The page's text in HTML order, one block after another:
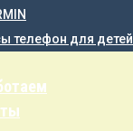
телефон для детей